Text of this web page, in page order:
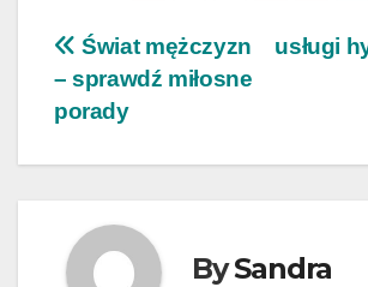
Nawigacja
wpisu
usługi
Świat mężczyzn
– sprawdź miłosne
porady
BySandra